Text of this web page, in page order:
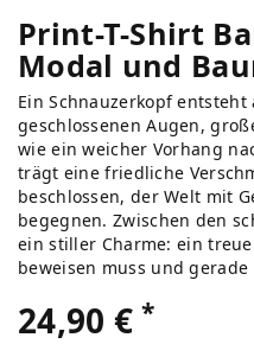
Print-T-Shirt
Modal und
Ein Schnauzerkopf
geschlossenen Augen,
wie ein weicher Vorhang
trägt eine friedliche
beschlossen, der Welt mit
begegnen. Zwischen den
ein stiller Charme: ein
beweisen muss und
24,90 €*